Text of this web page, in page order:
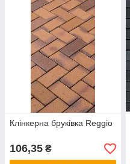
Клінкерна бруківка Reggio
106,35 ₴